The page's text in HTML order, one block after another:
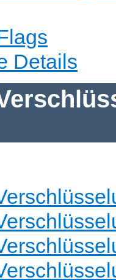
Details